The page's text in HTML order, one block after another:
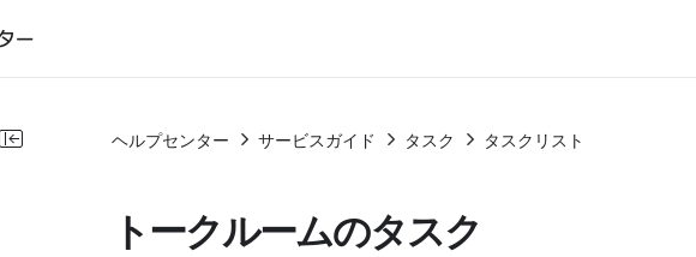
ヘルプセンター サービスガイド タスク タスクリスト
トークルームのタスク